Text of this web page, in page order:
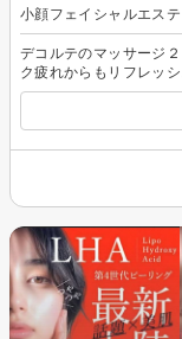
小顔フェイシャルエステ
デコルテのマッサージ
ク疲れからもリフレッシ